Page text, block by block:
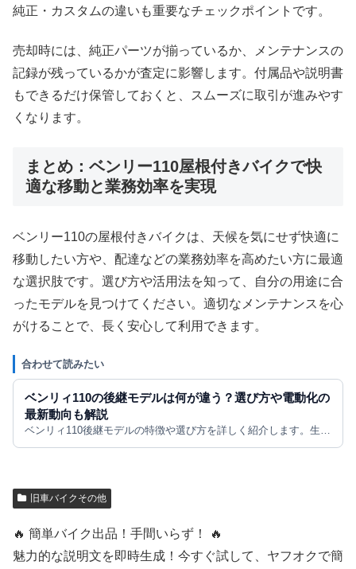
純正・カスタムの違いも重要なチェックポイントです。
売却時には、純正パーツが揃っているか、メンテナンスの
記録が残っているかが査定に影響します。付属品や説明書
もできるだけ保管しておくと、スムーズに取引が進みやす
くなります。
まとめ：ベンリー110屋根付きバイクで快
適な移動と業務効率を実現
ベンリー110の屋根付きバイクは、天候を気にせず快適に
移動したい方や、配達などの業務効率を高めたい方に最適
な選択肢です。選び方や活用法を知って、自分の用途に合
ったモデルを見つけてください。適切なメンテナンスを心
がけることで、長く安心して利用できます。
合わせて読みたい
ベンリィ110の後継モデルは何が違う？選び方や電動化の
最新動向も解説
ベンリィ110後継モデルの特徴や選び方を詳しく紹介します。生…
旧車バイクその他
🔥 簡単バイク出品！手間いらず！ 🔥
魅力的な説明文を即時生成！今すぐ試して、ヤフオクで簡